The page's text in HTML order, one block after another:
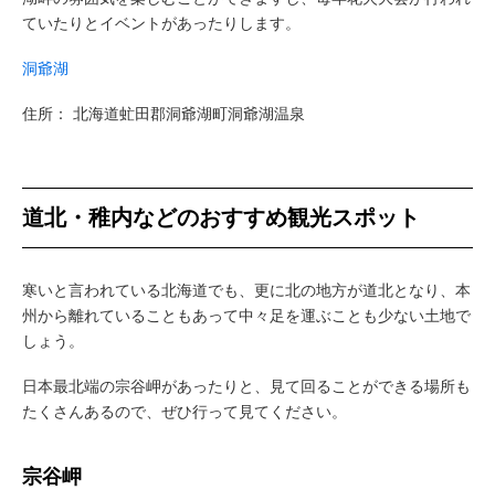
ていたりとイベントがあったりします。
洞爺湖
住所： 北海道虻田郡洞爺湖町洞爺湖温泉
道北・稚内などのおすすめ観光スポット
寒いと言われている北海道でも、更に北の地方が道北となり、本
州から離れていることもあって中々足を運ぶことも少ない土地で
しょう。
日本最北端の宗谷岬があったりと、見て回ることができる場所も
たくさんあるので、ぜひ行って見てください。
宗谷岬